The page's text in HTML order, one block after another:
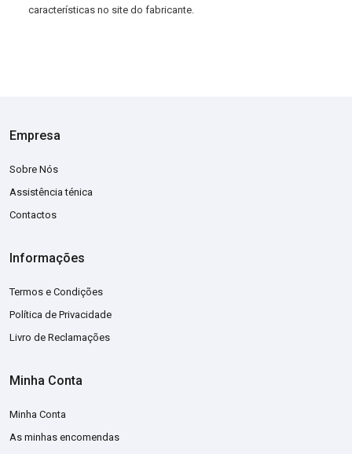
características no site do fabricante.
Empresa
Sobre Nós
Assistência ténica
Contactos
Informações
Termos e Condições
Política de Privacidade
Livro de Reclamações
Minha Conta
Minha Conta
As minhas encomendas